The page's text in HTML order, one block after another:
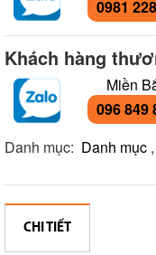
0981
Khách hàng
Miền
096 849
Danh mục: Danh mục ,
CHI TIẾT